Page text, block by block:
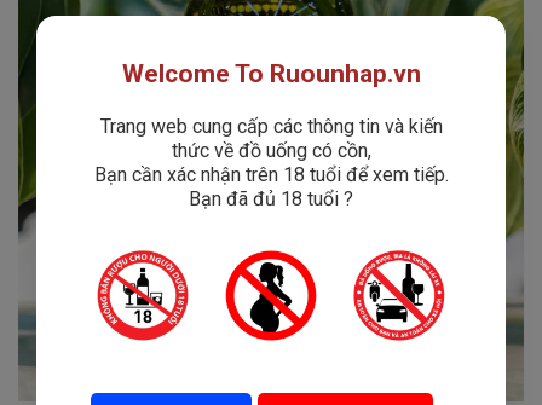
Welcome To Ruounhap.vn
Trang web cung cấp các thông tin và kiến
thức về đồ uống có cồn,
Bạn cần xác nhận trên 18 tuổi để xem tiếp.
Bạn đã đủ 18 tuổi ?